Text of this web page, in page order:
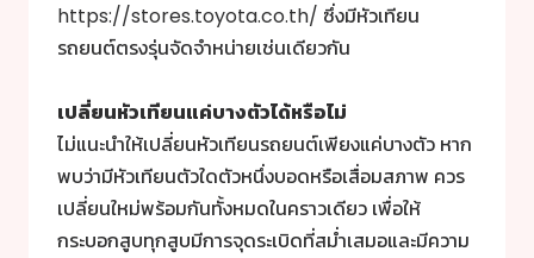
https://stores.toyota.co.th/ ซึ่งมีหัวเทียน
รถยนต์ตรงรุ่นจัดจำหน่ายเช่นเดียวกัน
เปลี่ยนหัวเทียนแค่บางตัวได้หรือไม่
ไม่แนะนำให้เปลี่ยนหัวเทียนรถยนต์เพียงแค่บางตัว หาก
พบว่ามีหัวเทียนตัวใดตัวหนึ่งบอดหรือเสื่อมสภาพ ควร
เปลี่ยนใหม่พร้อมกันทั้งหมดในคราวเดียว เพื่อให้
กระบอกสูบทุกสูบมีการจุดระเบิดที่สม่ำเสมอและมีความ